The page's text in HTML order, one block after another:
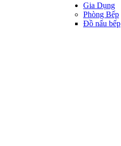
Gia Dụng
Phòng Bếp
Đồ nấu bếp